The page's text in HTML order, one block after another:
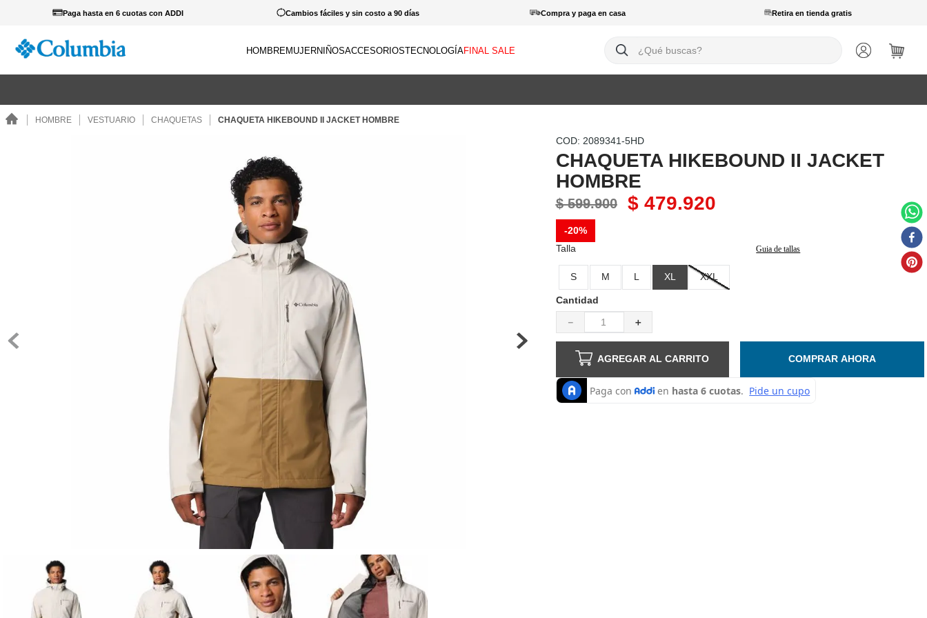
Paga hasta en 6 cuotas con ADDI Cambios fáciles y sin costo a 90 días Compra y paga en casa Retira en tienda gratis
HOMBREMUJERNIÑOSACCESORIOSTECNOLOGÍAFINAL SALE
¿Qué buscas?
HOMBRE VESTUARIO CHAQUETAS CHAQUETA HIKEBOUND II JACKET HOMBRE
: 2089341-5HD
CHAQUETA HIKEBOUND II JACKET
HOMBRE
$ 599.900 $ 479.920
-20%
Talla
L
M
S XL XXL
Guia de tallas
Cantidad
＋
－
AGREGAR AL CARRITO COMPRAR AHORA
TÉRMINOS MÁS BUSCADOS
2.
chaquetas
4 .
5
gorras
6.
7.
pantalones hombre
8.
senderismo
camisetas
10
chaquetas hombre